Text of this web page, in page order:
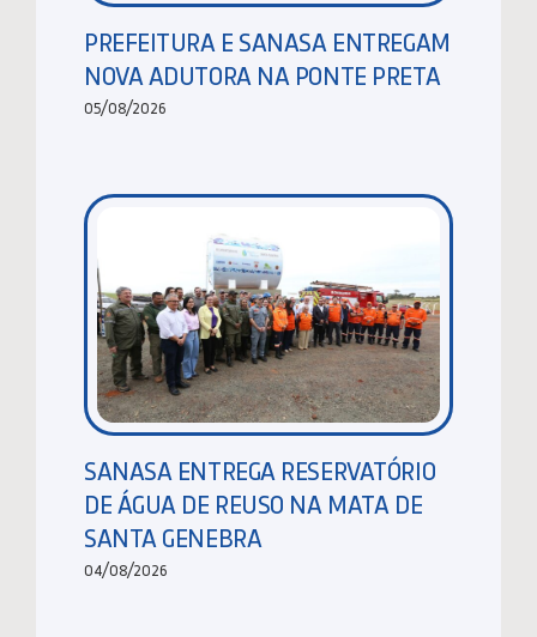
PREFEITURA E SANASA ENTREGAM
NOVA ADUTORA NA PONTE PRETA
05/08/2026
SANASA ENTREGA RESERVATÓRIO
DE ÁGUA DE REUSO NA MATA DE
SANTA GENEBRA
04/08/2026